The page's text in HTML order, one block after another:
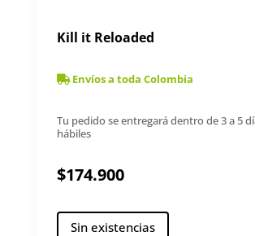
Kill it Reloaded
Envíos a toda Colombia
Tu pedido se entregará dentro de 3 a 5
hábiles
$174.900
Sin existencias